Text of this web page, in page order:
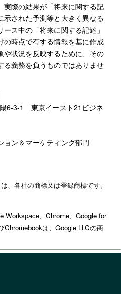
実際の結果が「将来に関する記
された予測等と大きく異なる
ス中の「将来に関する記述」
の時点で有する情報を基に作成
や状況を反映するために、その
る義務を負うものではありませ
6-3-1 東京イースト21 ビジネ
ョン＆マーケティング部門
、各社の商標又は登録商標です。
Workspace、Chrome、Google for
Chromebookは、Google LLCの商